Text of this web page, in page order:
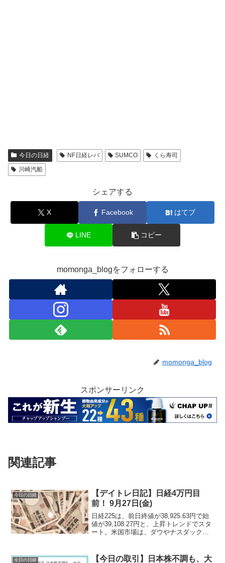
今日の日経 NF日経レバ SUMCO
くら寿司
川崎汽船
シェアする
X Facebook はてブ
LINE コピー
momonga_blogをフォローする
momonga_blog
スポンサーリンク
関連記事
今日の日経
【デイトレ日記】日経4万円目
前！ 9月27日(金)
日経225は、前日終値が38,925.63円で始
値が39,108.27円と、上昇トレンドでスタ
ート。米国市場は、ダウやナスダック、S
失業保険申請件数の内容が好感とされて
今日の日経
【今日の取引】日本株不調も、大